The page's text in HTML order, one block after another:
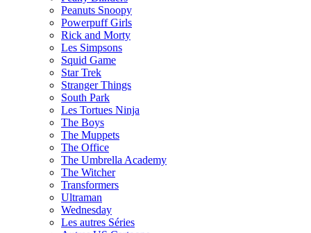
Peanuts Snoopy
Powerpuff Girls
Rick and Morty
Les Simpsons
Squid Game
Star Trek
Stranger Things
South Park
Les Tortues Ninja
The Boys
The Muppets
The Office
The Umbrella Academy
The Witcher
Transformers
Ultraman
Wednesday
Les autres Séries